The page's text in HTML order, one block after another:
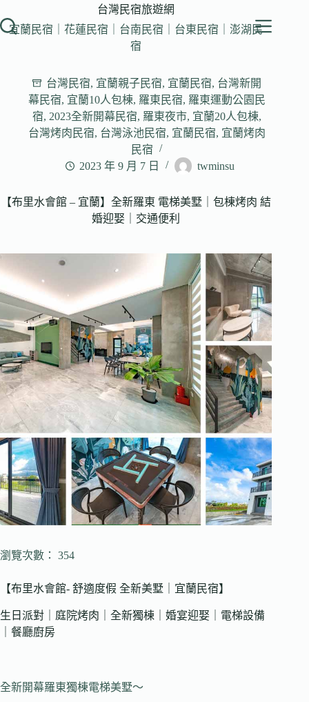
至
台灣民宿旅遊網
宜蘭民宿｜花蓮民宿｜台南民宿｜台東民宿｜澎湖民
宿
台灣民宿, 宜蘭親子民宿, 宜蘭民宿, 台灣新開
幕民宿, 宜蘭10人包棟, 羅東民宿, 羅東運動公園民
宿, 2023全新開幕民宿, 羅東夜市, 宜蘭20人包棟,
台灣烤肉民宿, 台灣泳池民宿, 宜蘭民宿, 宜蘭烤肉
民宿
2023 年 9 月 7 日
twminsu
【布里水會館 – 宜蘭】全新羅東 電梯美墅｜包棟烤肉 結
婚迎娶｜交通便利
瀏覽次數： 354
【布里水會館- 舒適度假 全新美墅｜宜蘭民宿】
生日派對｜庭院烤肉｜全新獨棟｜婚宴迎娶｜電梯設備
｜餐廳廚房
全新開幕羅東獨棟電梯美墅～